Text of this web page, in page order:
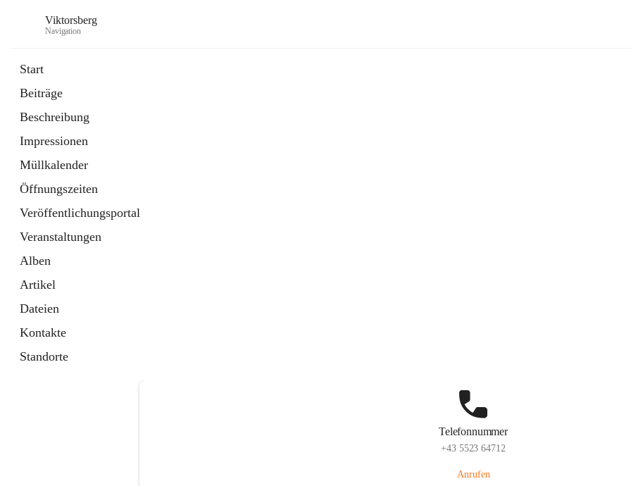
Viktorsberg
Navigation
Start
Beiträge
Beschreibung
Impressionen
Müllkalender
Öffnungszeiten
Veröffentlichungsportal
Veranstaltungen
Alben
Artikel
Dateien
Kontakte
Standorte
Telefonnummer
+43 5523 64712
Anrufen